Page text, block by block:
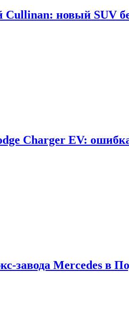
Cullinan: новый SUV
Charger EV:
завода Mercedes в